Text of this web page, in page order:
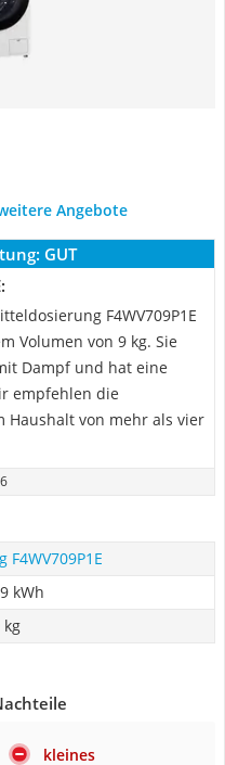
Angebote
GUT
F4WV709P1E
Volumen von 9 kg. Sie
Dampf und hat eine
empfehlen die
Haushalt von mehr als vier
F4WV709P1E
kWh
kg
kleines